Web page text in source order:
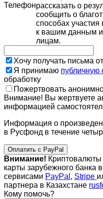
Телефонрассказать о
сообщить о
способах
к вашим данным и
лицам.
Хочу получать письма
Я принимаю публичную
обработку
Пожертвовать
Внимание! Вы жертвуете
информацией
Информация о
в Русфонд в течение
Оплатить с PayPal
Внимание! Криптовалюты
карты зарубежного банка
сервисами PayPal , Stripe
партнера в Казахстане
Кому помочь?